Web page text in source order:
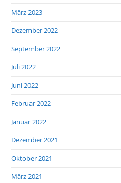
März 2023
Dezember 2022
September 2022
Juli 2022
Juni 2022
Februar 2022
Januar 2022
Dezember 2021
Oktober 2021
März 2021